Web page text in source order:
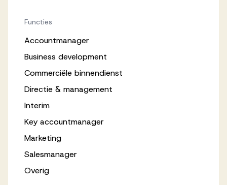
Functies
Accountmanager
Business development
Commerciële binnendienst
Directie & management
Interim
Key accountmanager
Marketing
Salesmanager
Overig